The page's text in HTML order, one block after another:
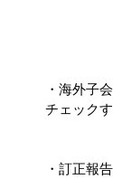
・海外子
チェック
・訂正報